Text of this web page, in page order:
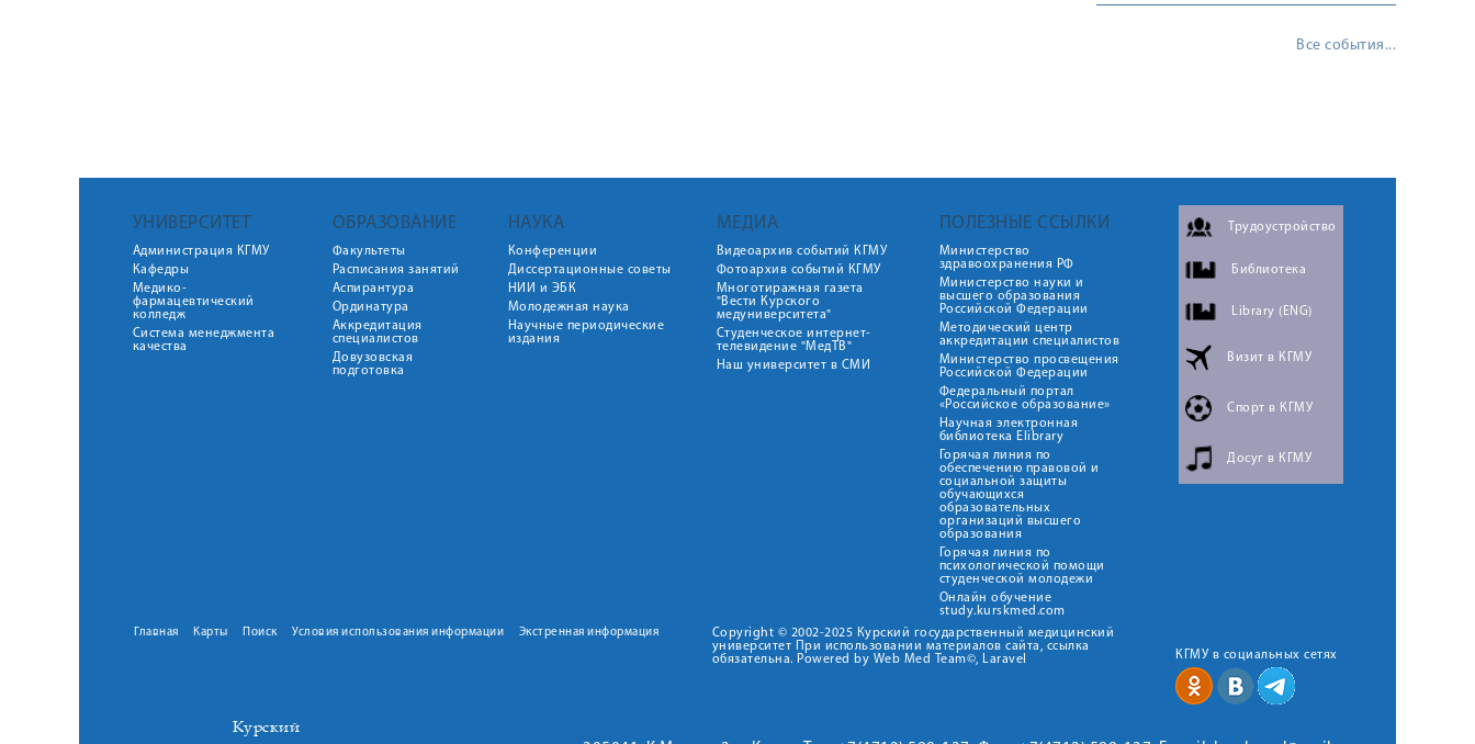
Все события...
УНИВЕРСИТЕТ
Администрация КГМУ
Кафедры
Медико-
фармацевтический
колледж
Система менеджмента
качества
ОБРАЗОВАНИЕ
Факультеты
Расписания занятий
Аспирантура
Ординатура
Аккредитация
специалистов
Довузовская
подготовка
НАУКА
Конференции
Диссертационные советы
НИИ и ЭБК
Молодежная наука
Научные периодические
издания
МЕДИА
Видеоархив событий КГМУ
Фотоархив событий КГМУ
Многотиражная газета
"Вести Курского
медуниверситета"
Студенческое интернет-
телевидение "МедТВ"
Наш университет в СМИ
ПОЛЕЗНЫЕ ССЫЛКИ
Министерство
здравоохранения РФ
Министерство науки и
высшего образования
Российской Федерации
Методический центр
аккредитации специалистов
Министерство просвещения
Российской Федерации
Федеральный портал
«Российское образование»
Научная электронная
библиотека Elibrary
Горячая линия по
обеспечению правовой и
социальной защиты
обучающихся
образовательных
организаций высшего
образования
Горячая линия по
психологической помощи
студенческой молодежи
Онлайн обучение
study.kurskmed.com
Трудоустройство
Библиотека
Library (ENG)
Визит в КГМУ
Спорт в КГМУ
Досуг в КГМУ
Главная Карты Поиск Условия использования информации Экстренная информация
Copyright © 2002-2025 Курский государственный медицинский
университет При использовании материалов сайта, ссылка
обязательна. Powered by Web Med Team©, Laravel
КГМУ в социальных сетях
Курский